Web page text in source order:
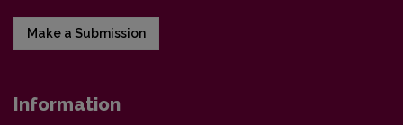
Make a Submission
Information